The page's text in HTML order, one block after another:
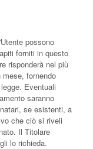
possono
forniti in questo
risponderà nel più
fornendo
Eventuali
saranno
se esistenti, a
che ciò si riveli
Il Titolare
lo richieda.